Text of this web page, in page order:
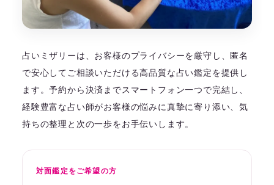
占いミザリーは、お客様のプライバシーを厳守し、匿名
で安心してご相談いただける高品質な占い鑑定を提供し
ます。予約から決済までスマートフォン一つで完結し、
経験豊富な占い師がお客様の悩みに真摯に寄り添い、気
持ちの整理と次の一歩をお手伝いします。
対面鑑定をご希望の方